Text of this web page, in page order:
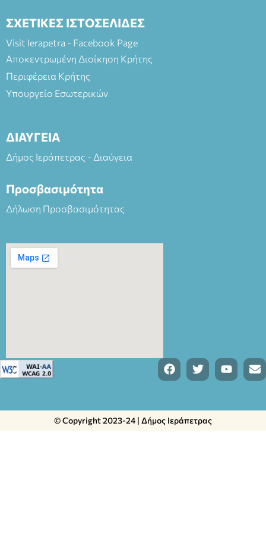
ΣΧΕΤΙΚΕΣ ΙΣΤΟΣΕΛΙΔΕΣ
Visit Ierapetra - Facebook Page
Αποκεντρωμένη Διοίκηση Κρήτης
Περιφέρεια Κρήτης
Υπουργείο Εσωτερικών
ΔΙΑΥΓΕΙΑ
Δήμος Ιεράπετρας - Διαύγεια
Προσβασιμότητα
Δήλωση Προσβασιμότητας
© Copyright 2023-24 | Δήμος Ιεράπετρας